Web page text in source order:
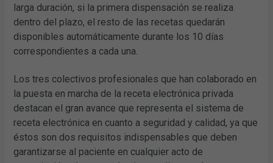
larga duración, si la primera dispensación se realiza
dentro del plazo, el resto de las recetas quedarán
disponibles automáticamente durante los 10 días
correspondientes a cada una.
Los tres colectivos profesionales que han colaborado en
la puesta en marcha de la receta electrónica privada
destacan el gran avance que representa el sistema de
receta electrónica en cuanto a seguridad y calidad, ya que
éstos son dos requisitos indispensables que deben
garantizarse al paciente en cualquier acto de